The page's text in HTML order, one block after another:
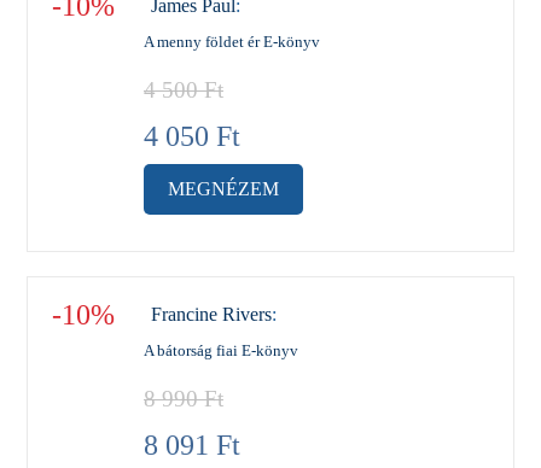
James Paul:
A menny földet ér E-könyv
4 500Ft
4 050 Ft
MEGNÉZEM
-10% Francine Rivers:
A bátorság fiai E-könyv
8 990Ft
8 091 Ft